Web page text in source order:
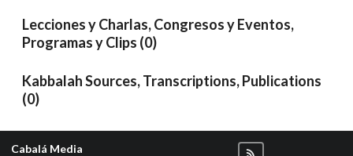
Lecciones y Charlas, Congresos y Eventos,
Programas y Clips (0)
Kabbalah Sources, Transcriptions, Publications
(0)
Cabalá Media